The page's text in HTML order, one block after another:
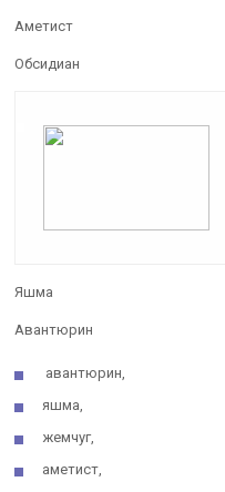
Аметист
Обсидиан
Яшма
Авантюрин
авантюрин,
яшма,
жемчуг,
аметист,